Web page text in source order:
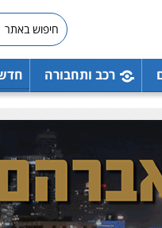
רכב ותחבורה